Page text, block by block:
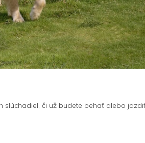
či už budete behať alebo